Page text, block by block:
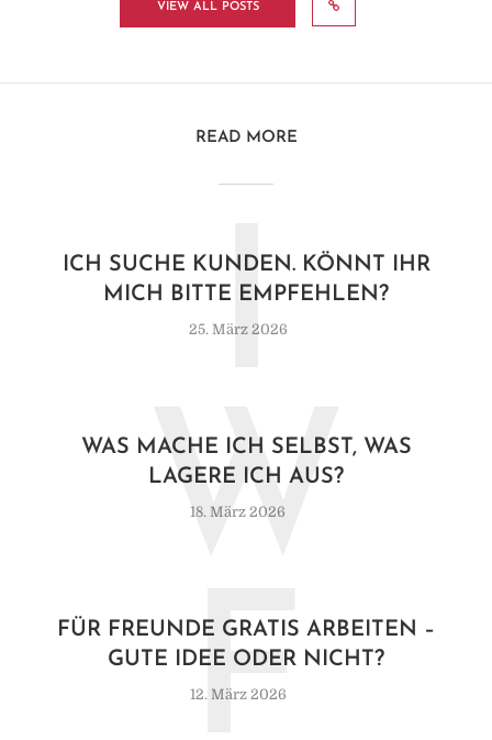
VIEW ALL POSTS
READ MORE
ICH SUCHE KUNDEN. KÖNNT IHR
MICH BITTE EMPFEHLEN?
25. März 2026
I
WAS MACHE ICH SELBST, WAS
LAGERE ICH AUS?
18. März 2026
W
FÜR FREUNDE GRATIS ARBEITEN –
GUTE IDEE ODER NICHT?
12. März 2026
F